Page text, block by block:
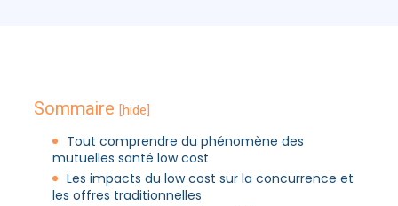
Sommaire [hide]
Tout comprendre du phénomène des
mutuelles santé low cost
Les impacts du low cost sur la concurrence et
les offres traditionnelles